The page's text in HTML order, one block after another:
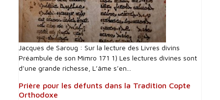
Jacques de Saroug : Sur la lecture des Livres divins
Préambule de son Mimro 171 1) Les lectures divines sont
d’une grande richesse, L’âme s’en...
Prière pour les défunts dans la Tradition Copte
Orthodoxe